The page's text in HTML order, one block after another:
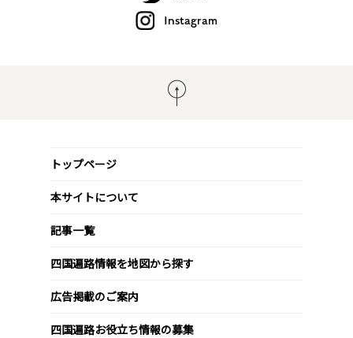
Instagram
トップページ
本サイトについて
記事一覧
四国遍路情報を地図から探す
広告掲載のご案内
四国遍路お役立ち情報の募集